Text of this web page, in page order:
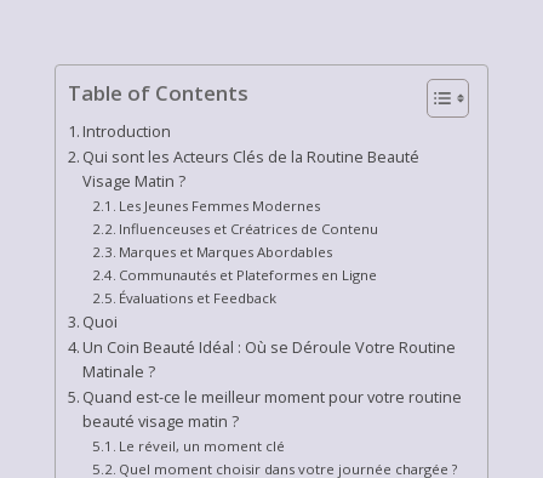
Table of Contents
Introduction
Qui sont les Acteurs Clés de la Routine Beauté
Visage Matin ?
Les Jeunes Femmes Modernes
Influenceuses et Créatrices de Contenu
Marques et Marques Abordables
Communautés et Plateformes en Ligne
Évaluations et Feedback
Quoi
Un Coin Beauté Idéal : Où se Déroule Votre Routine
Matinale ?
Quand est-ce le meilleur moment pour votre routine
beauté visage matin ?
Le réveil, un moment clé
Quel moment choisir dans votre journée chargée ?